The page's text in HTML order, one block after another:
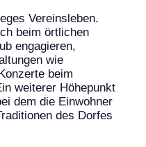
Vereinsleben.
beim örtlichen
engagieren,
wie
beim
weiterer Höhepunkt
dem die Einwohner
des Dorfes